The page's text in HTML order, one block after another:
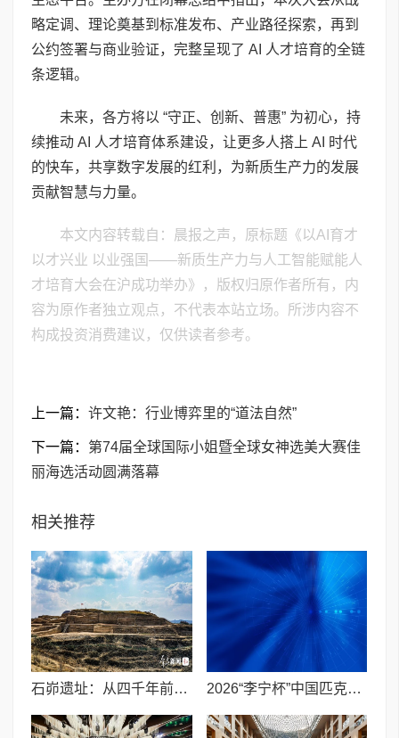
略定调、理论奠基到标准发布、产业路径探索，再到
公约签署与商业验证，完整呈现了 AI 人才培育的全链
条逻辑。
未来，各方将以 “守正、创新、普惠” 为初心，持
续推动 AI 人才培育体系建设，让更多人搭上 AI 时代
的快车，共享数字发展的红利，为新质生产力的发展
贡献智慧与力量。
本文内容转载自：晨报之声，原标题《以AI育才
以才兴业 以业强国——新质生产力与人工智能赋能人
才培育大会在沪成功举办》，版权归原作者所有，内
容为原作者独立观点，不代表本站立场。所涉内容不
构成投资消费建议，仅供读者参考。
上一篇： 许文艳：行业博弈里的“道法自然”
下一篇： 第74届全球国际小姐暨全球女神选美大赛佳
丽海选活动圆满落幕
相关推荐
石峁遗址：从四千年前中国北方区域政体中心看“何以中国” 2026“李宁杯”中国匹克球巡回赛青少年赛-河南鹤壁站圆满落幕